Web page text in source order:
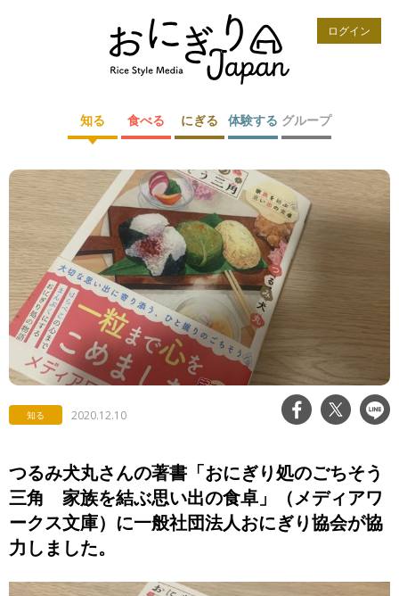
ログイン
知る 食べる にぎる 体験する グループ
知る 2020.12.10
つるみ犬丸さんの著書「おにぎり処のごちそう
三角 家族を結ぶ思い出の食卓」（メディアワ
ークス文庫）に一般社団法人おにぎり協会が協
力しました。